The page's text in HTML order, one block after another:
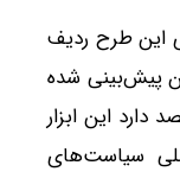
بودجه ۱۴۰۵ نیز برای این طرح ردیف
تومان پیش‌بینی شده
این ابزار
سیاست‌های